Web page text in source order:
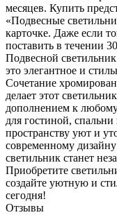
месяцев. Купить
«Подвесные
карточке. Даже если
поставить в течении
Подвесной
это элегантное и
Сочетание
делает этот
дополнением к
для гостиной,
пространству уют и
современному
светильник станет
Приобретите
создайте уютную и
сегодня!
Отзывы